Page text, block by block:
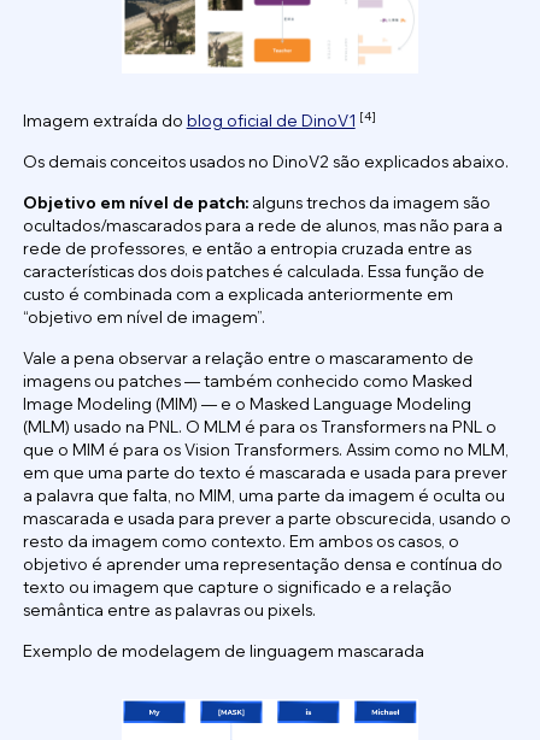
Imagem extraída do blog oficial de DinoV1 [4]
Os demais conceitos usados no DinoV2 são explicados abaixo.
Objetivo em nível de patch:alguns trechos da imagem são
ocultados/mascarados para a rede de alunos, mas não para a
rede de professores, e então a entropia cruzada entre as
características dos dois patches é calculada. Essa função de
custo é combinada com a explicada anteriormente em
“objetivo em nível de imagem”.
Vale a pena observar a relação entre o mascaramento de
imagens ou patches — também conhecido como Masked
Image Modeling (MIM) — e o Masked Language Modeling
(MLM) usado na PNL. O MLM é para os Transformers na PNL o
que o MIM é para os Vision Transformers. Assim como no MLM,
em que uma parte do texto é mascarada e usada para prever
a palavra que falta, no MIM, uma parte da imagem é oculta ou
mascarada e usada para prever a parte obscurecida, usando o
resto da imagem como contexto. Em ambos os casos, o
objetivo é aprender uma representação densa e contínua do
texto ou imagem que capture o significado e a relação
semântica entre as palavras ou pixels.
Exemplo de modelagem de linguagem mascarada